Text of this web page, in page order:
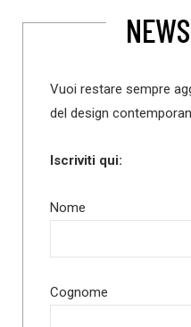
Vuoi restare sempre
del design
Iscriviti qui:
Nome
Cognome